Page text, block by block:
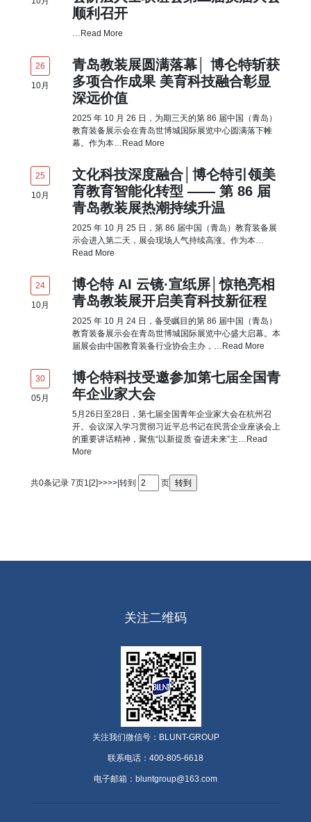
顺利召开
… Read More
26
10月
青岛教装展圆满落幕│ 博仑特斩获
多项合作成果 美育科技融合彰显
深远价值
2025 年 10 月 26 日，为期三天的第 86 届中国（青岛）
教育装备展示会在青岛世博城国际展览中心圆满落下帷
幕。作为本… Read More
25
10月
文化科技深度融合│博仑特引领美
育教育智能化转型 —— 第 86 届
青岛教装展热潮持续升温
2025 年 10 月 25 日，第 86 届中国（青岛）教育装备展
示会进入第二天，展会现场人气持续高涨。作为本…
Read More
24
10月
博仑特 AI 云镜·宣纸屏│惊艳亮相
青岛教装展开启美育科技新征程
2025 年 10 月 24 日，备受瞩目的第 86 届中国（青岛）
教育装备展示会在青岛世博城国际展览中心盛大启幕。本
届展会由中国教育装备行业协会主办，… Read More
30
05月
博仑特科技受邀参加第七届全国青
年企业家大会
5月26日至28日，第七届全国青年企业家大会在杭州召
开。会议深入学习贯彻习近平总书记在民营企业座谈会上
的重要讲话精神，聚焦“以新提质 奋进未来”主… Read
More
共0条记录 7页1 [2]>>>>| 转到 页
关注二维码
关注我们微信号：BLUNT-GROUP
联系电话：400-805-6618
电子邮箱：bluntgroup@163.com